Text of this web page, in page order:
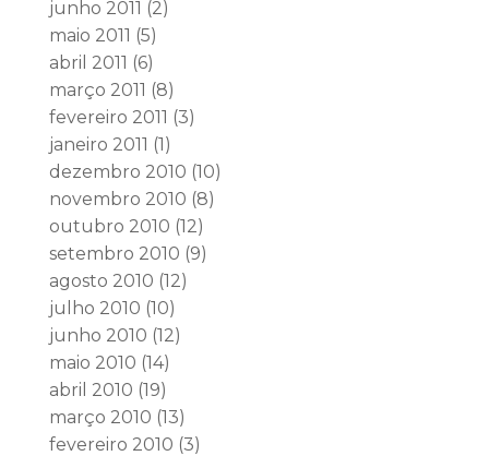
junho 2011 (2)
maio 2011 (5)
abril 2011 (6)
março 2011 (8)
fevereiro 2011 (3)
janeiro 2011 (1)
dezembro 2010 (10)
novembro 2010 (8)
outubro 2010 (12)
setembro 2010 (9)
agosto 2010 (12)
julho 2010 (10)
junho 2010 (12)
maio 2010 (14)
abril 2010 (19)
março 2010 (13)
fevereiro 2010 (3)